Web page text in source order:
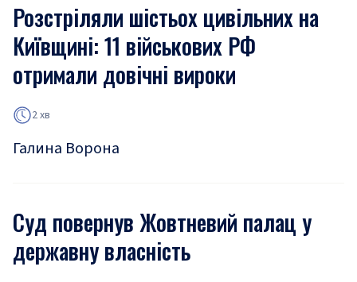
Розстріляли шістьох цивільних на
Київщині: 11 військових РФ
отримали довічні вироки
2 хв
Галина Ворона
Суд повернув Жовтневий палац у
державну власність